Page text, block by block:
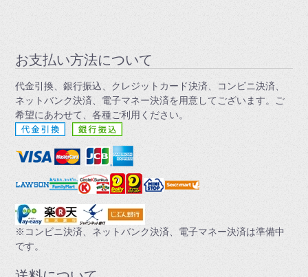
お支払い方法について
代金引換、銀行振込、クレジットカード決済、コンビニ決済、
ネットバンク決済、電子マネー決済を用意してございます。ご
希望にあわせて、各種ご利用ください。
※コンビニ決済、ネットバンク決済、電子マネー決済は準備中
です。